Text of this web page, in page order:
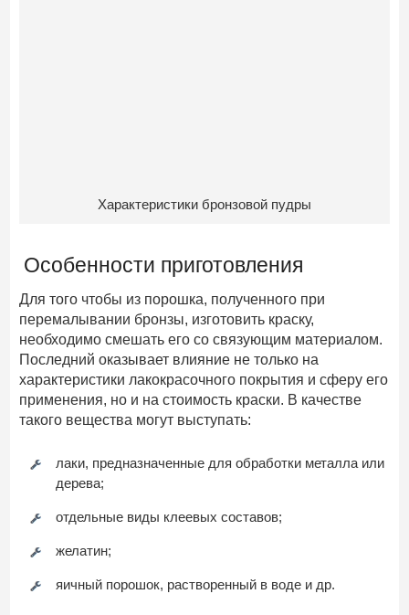
Характеристики бронзовой пудры
Особенности приготовления
Для того чтобы из порошка, полученного при
перемалывании бронзы, изготовить краску,
необходимо смешать его со связующим материалом.
Последний оказывает влияние не только на
характеристики лакокрасочного покрытия и сферу его
применения, но и на стоимость краски. В качестве
такого вещества могут выступать:
лаки, предназначенные для обработки металла или
дерева;
отдельные виды клеевых составов;
желатин;
яичный порошок, растворенный в воде и др.